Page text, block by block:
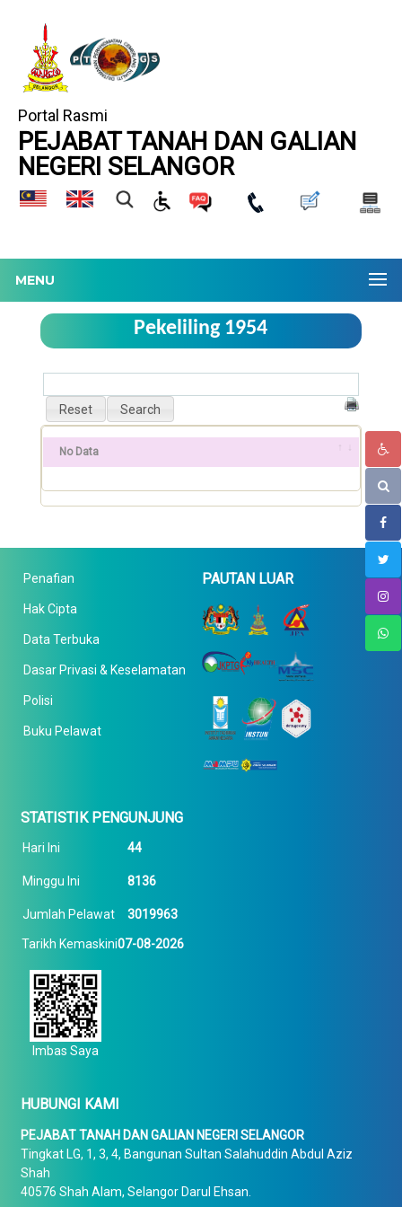
Portal Rasmi
PEJABAT TANAH DAN GALIAN
NEGERI SELANGOR
MENU
Pekeliling 1954
No Data
Penafian
Hak Cipta
Data Terbuka
Dasar Privasi & Keselamatan
Polisi
Buku Pelawat
PAUTAN LUAR
STATISTIK PENGUNJUNG
Hari Ini 44
Minggu Ini 8136
Jumlah Pelawat 3019963
Tarikh Kemaskini07-08-2026
Imbas Saya
HUBUNGI KAMI
PEJABAT TANAH DAN GALIAN NEGERI SELANGOR
Tingkat LG, 1, 3, 4, Bangunan Sultan Salahuddin Abdul Aziz
Shah
40576 Shah Alam, Selangor Darul Ehsan.